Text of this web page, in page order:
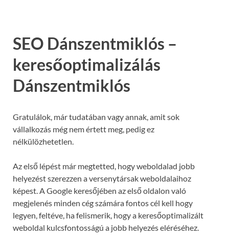
SEO Dánszentmiklós –
keresőoptimalizálás
Dánszentmiklós
Gratulálok, már tudatában vagy annak, amit sok
vállalkozás még nem értett meg, pedig ez
nélkülözhetetlen.
Az első lépést már megtetted, hogy weboldalad jobb
helyezést szerezzen a versenytársak weboldalaihoz
képest. A Google keresőjében az első oldalon való
megjelenés minden cég számára fontos cél kell hogy
legyen, feltéve, ha felismerik, hogy a keresőoptimalizált
weboldal kulcsfontosságú a jobb helyezés eléréséhez.